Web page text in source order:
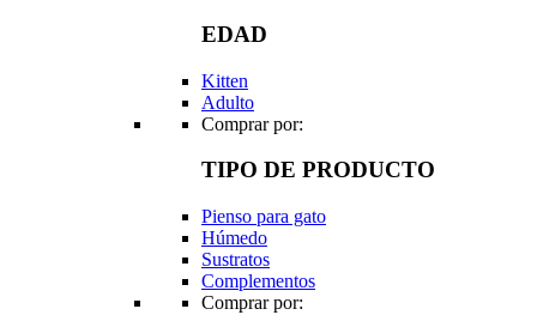
EDAD
Kitten
Adulto
Comprar por:
TIPO DE PRODUCTO
Pienso para gato
Húmedo
Sustratos
Complementos
Comprar por: